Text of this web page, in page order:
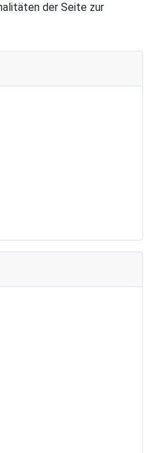
der Seite zur